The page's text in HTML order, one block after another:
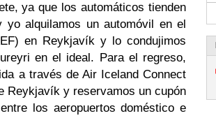
ya que los automáticos tienden
alquilamos un automóvil en el
en Reykjavík y lo condujimos
en el ideal. Para el regreso,
a través de Air Iceland Connect
Reykjavík y reservamos un cupón
los aeropuertos doméstico e